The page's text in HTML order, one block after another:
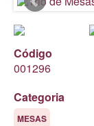
Código
001296
Categoria
MESAS